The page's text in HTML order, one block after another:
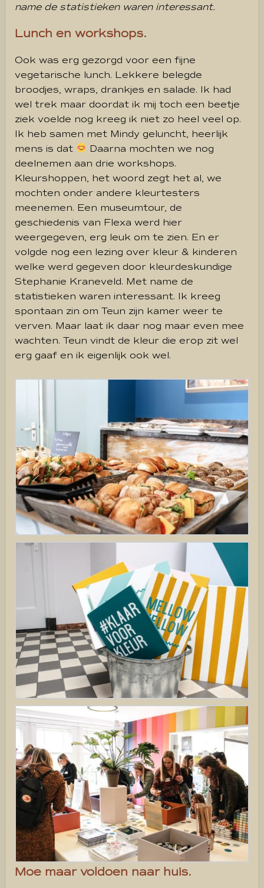
name de statistieken waren interessant.
Lunch en workshops.
Ook was erg gezorgd voor een fijne
vegetarische lunch. Lekkere belegde
broodjes, wraps, drankjes en salade. Ik had
wel trek maar doordat ik mij toch een beetje
ziek voelde nog kreeg ik niet zo heel veel op.
Ik heb samen met Mindy geluncht, heerlijk
mens is dat
Daarna mochten we nog
deelnemen aan drie workshops.
Kleurshoppen, het woord zegt het al, we
mochten onder andere kleurtesters
meenemen. Een museumtour, de
geschiedenis van Flexa werd hier
weergegeven, erg leuk om te zien. En er
volgde nog een lezing over kleur & kinderen
welke werd gegeven door kleurdeskundige
Stephanie Kraneveld. Met name de
statistieken waren interessant. Ik kreeg
spontaan zin om Teun zijn kamer weer te
verven. Maar laat ik daar nog maar even mee
wachten. Teun vindt de kleur die erop zit wel
erg gaaf en ik eigenlijk ook wel.
Moe maar voldoen naar huis.